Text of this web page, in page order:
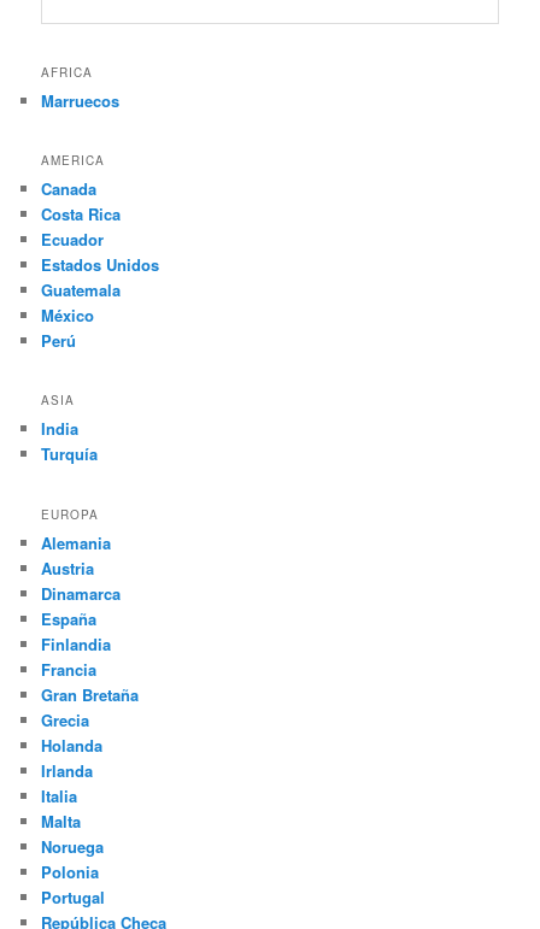
AFRICA
Marruecos
AMERICA
Canada
Costa Rica
Ecuador
Estados Unidos
Guatemala
México
Perú
ASIA
India
Turquía
EUROPA
Alemania
Austria
Dinamarca
España
Finlandia
Francia
Gran Bretaña
Grecia
Holanda
Irlanda
Italia
Malta
Noruega
Polonia
Portugal
República Checa